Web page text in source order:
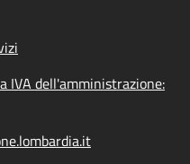
IVA dell'amministrazione: